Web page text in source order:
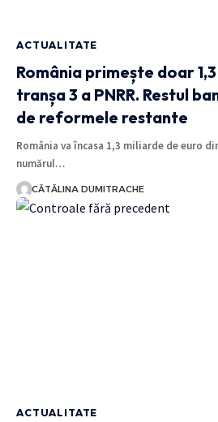
ACTUALITATE
România primește doar
tranșa 3 a PNRR. Restul
de reformele restante
România va încasa 1,3 miliarde de euro
numărul…
CĂTĂLINA DUMITRACHE
ACTUALITATE